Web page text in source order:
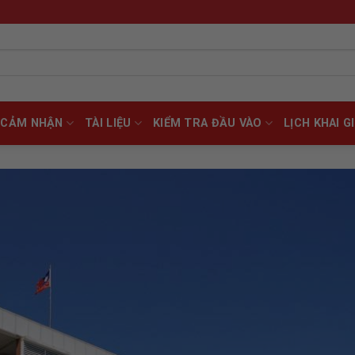
CẢM NHẬN TÀI LIỆU KIỂM TRA ĐẦU VÀO LỊCH KHAI